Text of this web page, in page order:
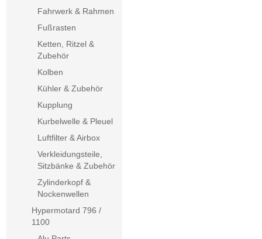
Fahrwerk & Rahmen
Fußrasten
Ketten, Ritzel &
Zubehör
Kolben
Kühler & Zubehör
Kupplung
Kurbelwelle & Pleuel
Luftfilter & Airbox
Verkleidungsteile,
Sitzbänke & Zubehör
Zylinderkopf &
Nockenwellen
Hypermotard 796 /
1100